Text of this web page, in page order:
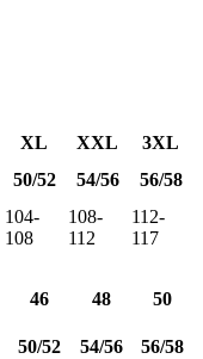
XL XXL
3XL
50/52 54/56 56/58
104-
108
108-
112
112-
117
46 48
50
50/52 54/56 56/58